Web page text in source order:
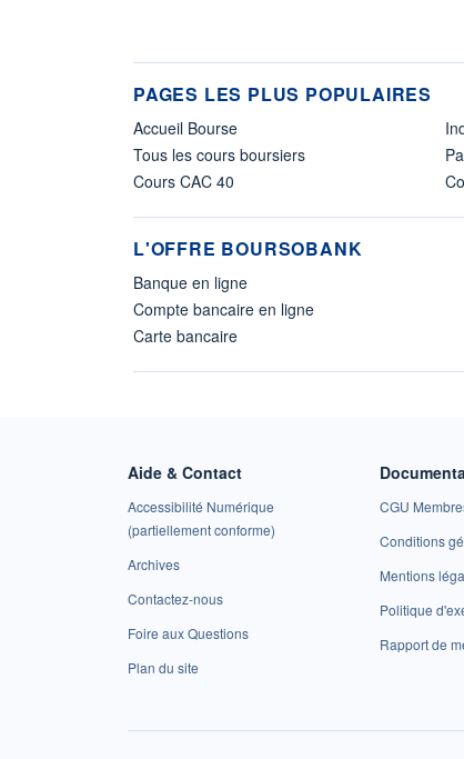
PAGES LES PLUS POPULAIRES
Accueil Bourse
Tous les cours boursiers
Cours CAC 40
L'OFFRE BOURSOBANK
Banque en ligne
Compte bancaire en ligne
Carte bancaire
Aide & Contact
Accessibilité Numérique
(partiellement conforme)
Archives
Contactez-nous
Foire aux Questions
Plan du site
CGU
Conditions
Mentions
Politique
Rapport de